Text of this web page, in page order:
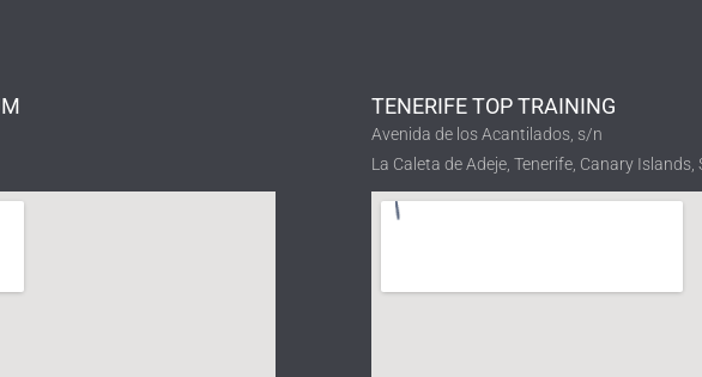
ТENERIFE TOP TRAINING
Avenida de los Acantilados, s/n
La Caleta de Adeje, Tenerife, Canary Islands,